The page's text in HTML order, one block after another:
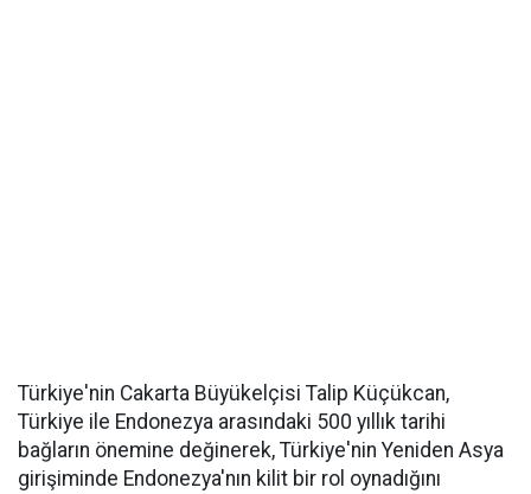
Türkiye'nin Cakarta Büyükelçisi Talip Küçükcan,
Türkiye ile Endonezya arasındaki 500 yıllık tarihi
bağların önemine değinerek, Türkiye'nin Yeniden Asya
girişiminde Endonezya'nın kilit bir rol oynadığını